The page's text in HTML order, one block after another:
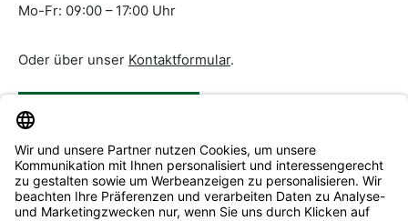
Mo-Fr: 09:00 – 17:00 Uhr
Oder über unser Kontaktformular.
Service & Beratung